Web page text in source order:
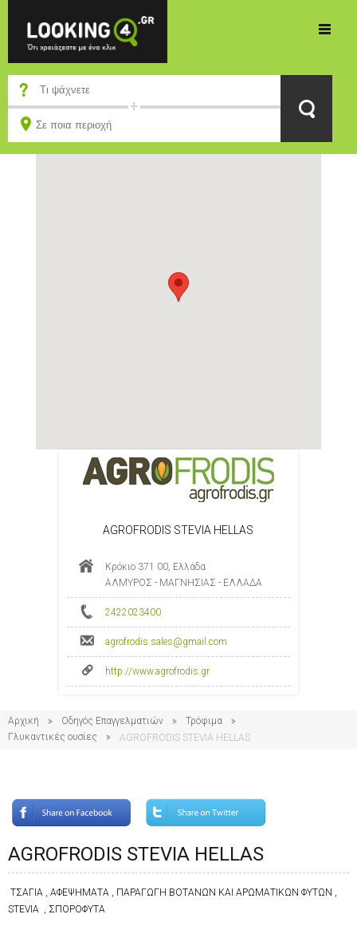
AGROFRODIS STEVIA HELLAS
Κρόκιο 371 00, Ελλάδα
ΑΛΜΥΡΟΣ - ΜΑΓΝΗΣΙΑΣ - ΕΛΛΑΔΑ
2422023400
agrofrodis.sales@gmail.com
http://www.agrofrodis.gr
Αρχική Οδηγός Επαγγελματιών
Τρόφιμα
Γλυκαντικές ουσίες
AGROFRODIS STEVIA HELLAS
AGROFRODIS STEVIA HELLAS
ΤΣΑΓΙΑ , ΑΦΕΨΗΜΑΤΑ , ΠΑΡΑΓΩΓΗ ΒΟΤΑΝΩΝ ΚΑΙ ΑΡΩΜΑΤΙΚΩΝ ΦΥΤΩΝ ,
STEVIA , ΣΠΟΡΟΦΥΤΑ